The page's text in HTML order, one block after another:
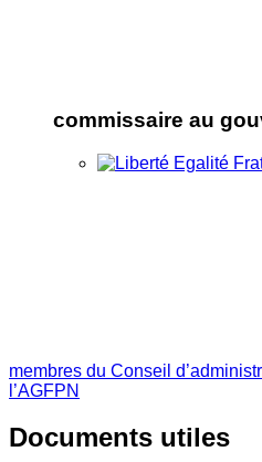
commissaire au
membres du Conseil
l’AGFPN
Documents utiles